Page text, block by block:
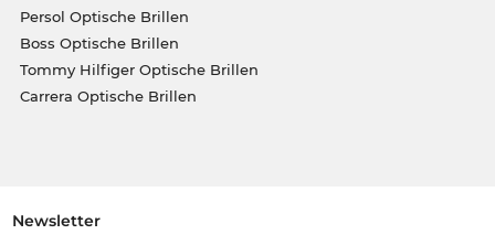
Persol Optische Brillen
Boss Optische Brillen
Tommy Hilfiger Optische Brillen
Carrera Optische Brillen
Newsletter